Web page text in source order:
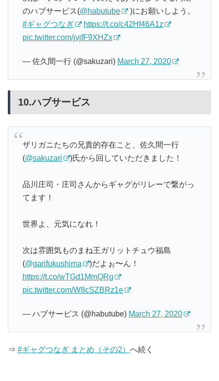
のハブサービス(@habutube
)にお願いしよう。
#ギャグつなぎ
https://t.co/c42Hf46A1z
pic.twitter.com/jvjfF9XHZx
— 佐久間一行 (@sakuzari) March 27, 2020
10.ハブサービス
ザリガニたちの兄貴的存在こと、佐久間一行
(@sakuzari )氏から回していただきました！
品川庄司・庄司さんからギャグがリレーで繋がっ
てます！
世界よ、元気になれ！
次は雰囲気ものまね王ガリットチュウ福島
(@garifukushima
)だよぉ〜ん！
https://t.co/wTGd1MmQRg
pic.twitter.com/W8cSZBRz1e
— ハブサービス (@habutube) March 27, 2020
⇒ #ギャグつなぎ まとめ（その2） へ続く